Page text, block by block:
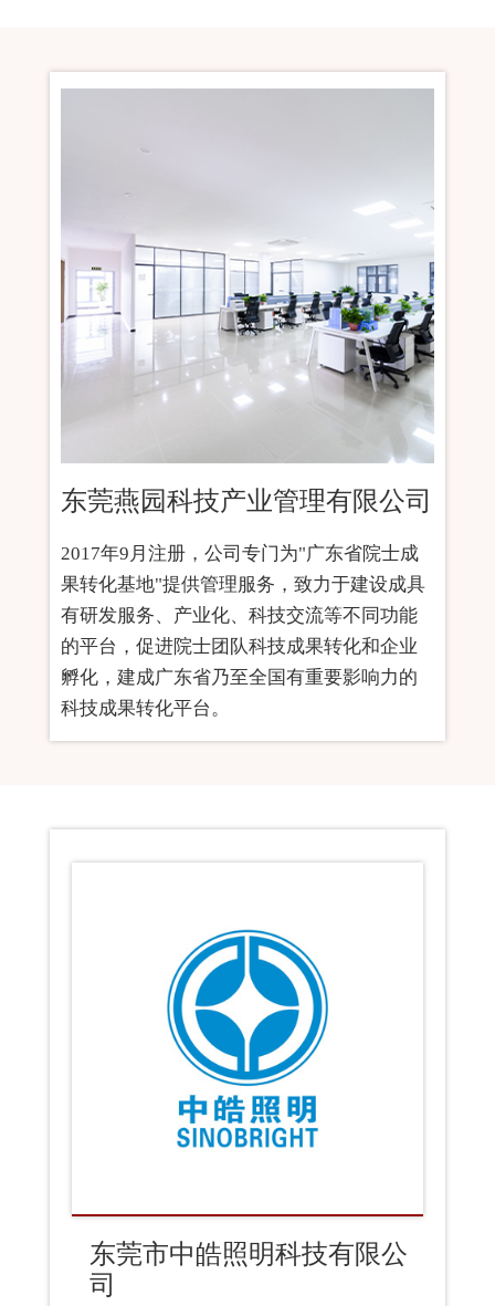
东莞燕园科技产业管理有限公司
2017年9月注册，公司专门为"广东省院士成
果转化基地"提供管理服务，致力于建设成具
有研发服务、产业化、科技交流等不同功能
的平台，促进院士团队科技成果转化和企业
孵化，建成广东省乃至全国有重要影响力的
科技成果转化平台。
东莞市中皓照明科技有限公
司